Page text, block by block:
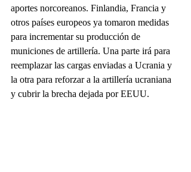
aportes norcoreanos. Finlandia, Francia y
otros países europeos ya tomaron medidas
para incrementar su producción de
municiones de artillería. Una parte irá para
reemplazar las cargas enviadas a Ucrania y
la otra para reforzar a la artillería ucraniana
y cubrir la brecha dejada por EEUU.